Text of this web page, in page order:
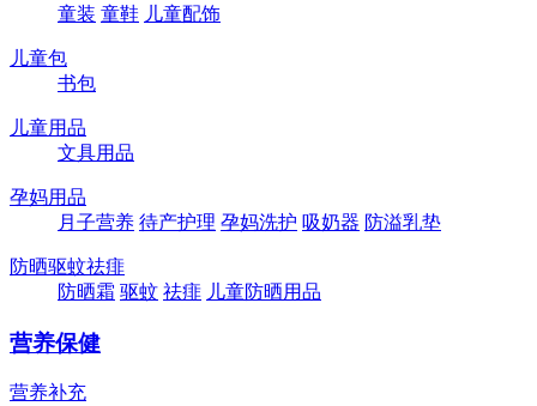
童装 童鞋 儿童配饰
儿童包
书包
儿童用品
文具用品
孕妈用品
月子营养 待产护理 孕妈洗护 吸奶器 防溢乳垫
防晒驱蚊祛痱
防晒霜 驱蚊 祛痱 儿童防晒用品
营养保健
营养补充